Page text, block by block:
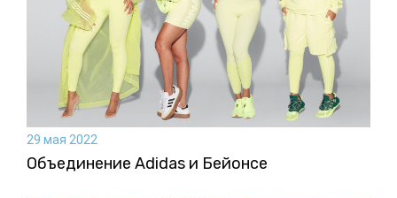
29 мая 2022
Объединение Adidas и Бейонсе